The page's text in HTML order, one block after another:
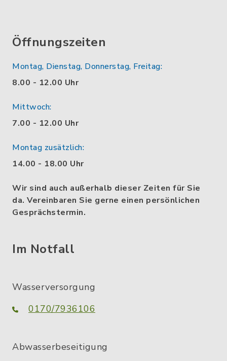
Öffnungszeiten
Montag, Dienstag, Donnerstag, Freitag:
8.00 - 12.00 Uhr
Mittwoch:
7.00 - 12.00 Uhr
Montag zusätzlich:
14.00 - 18.00 Uhr
Wir sind auch außerhalb dieser Zeiten für Sie
da. Vereinbaren Sie gerne einen persönlichen
Gesprächstermin.
Im Notfall
Wasserversorgung
0170/7936106
Abwasserbeseitigung